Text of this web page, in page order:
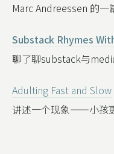
Marc Andreessen 的一
Substack Rhymes
聊了聊substack与
Adulting Fast and Slow
讲述一个现象——小孩